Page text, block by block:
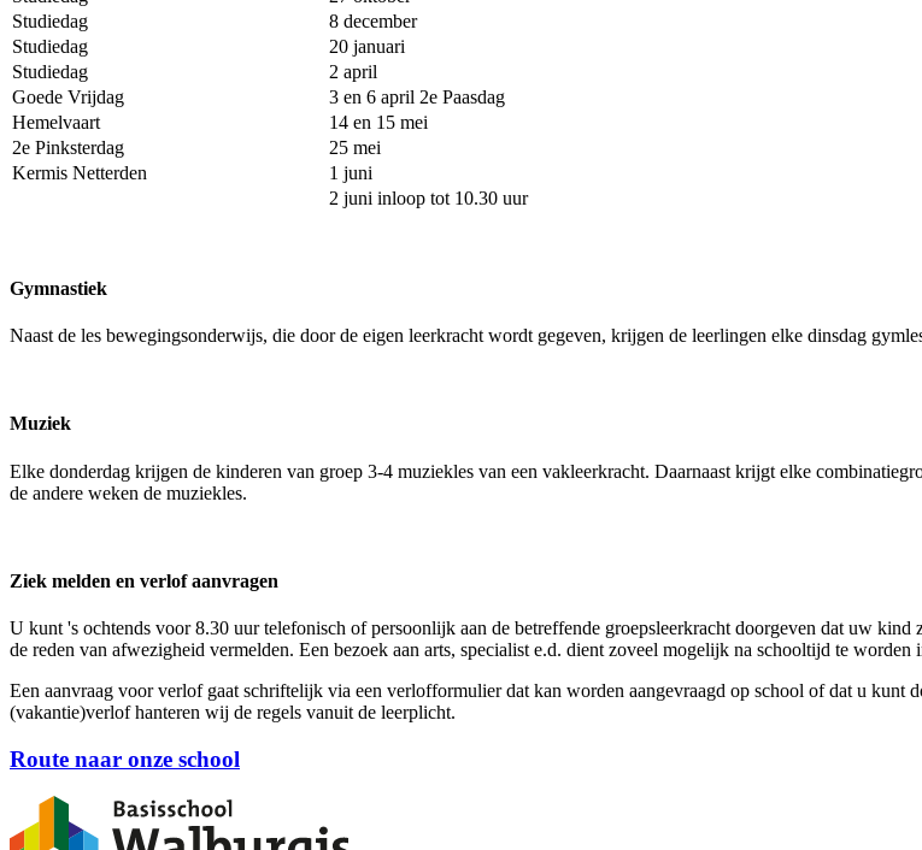
Studiedag
8 december
Studiedag
20 januari
Studiedag
2 april
Goede Vrijdag
3 en 6 april 2e Paasdag
Hemelvaart
14 en 15 mei
2e Pinksterdag
25 mei
Kermis Netterden
1 juni
2 juni inloop tot 10.30 uur
Gymnastiek
Naast de les bewegingsonderwijs, die door de eigen leerkracht wordt gegeven, krijgen de leerlingen elke dinsdag
Muziek
Elke donderdag krijgen de kinderen van groep 3-4 muziekles van een vakleerkracht. Daarnaast krijgt elke
de andere weken de muziekles.
Ziek melden en verlof aanvragen
U kunt 's ochtends voor 8.30 uur telefonisch of persoonlijk aan de betreffende groepsleerkracht doorgeven dat uw
de reden van afwezigheid vermelden. Een bezoek aan arts, specialist e.d. dient zoveel mogelijk na schooltijd te worden
Een aanvraag voor verlof gaat schriftelijk via een verlofformulier dat kan worden aangevraagd op school of dat u kunt
(vakantie)verlof hanteren wij de regels vanuit de leerplicht.
Route naar onze school